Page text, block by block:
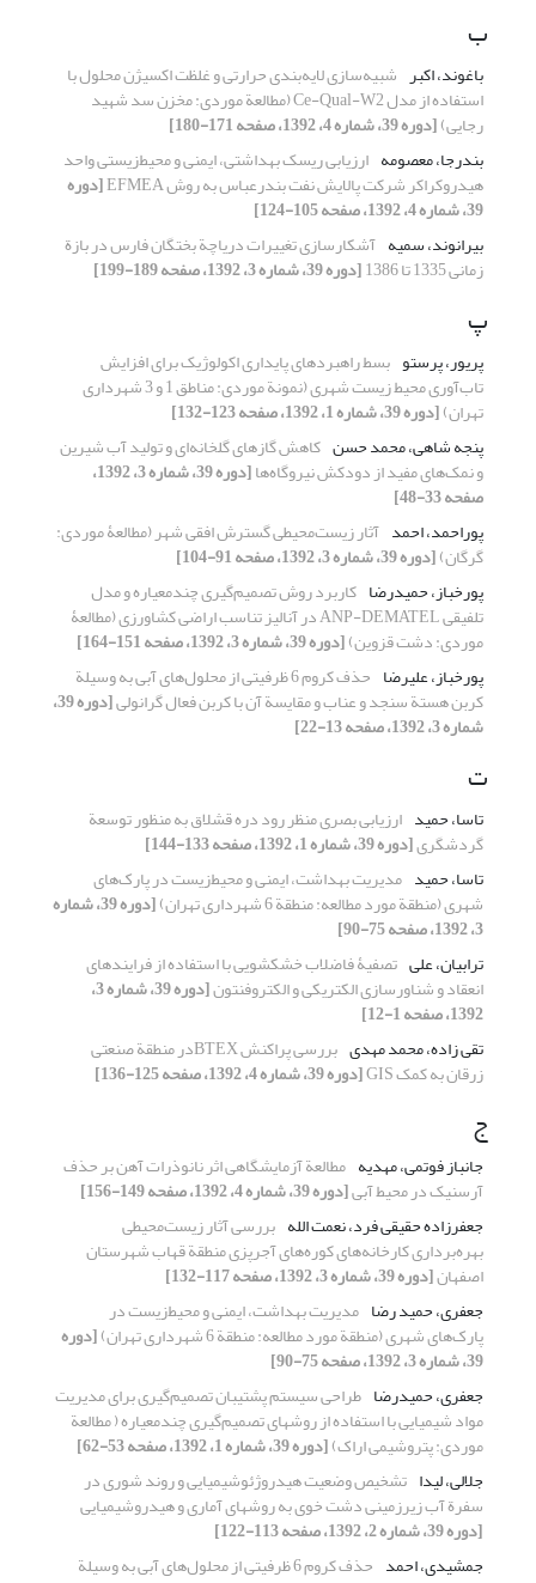
ب
باغوند، اکبر شبیه‌سازی لایه‌بندی حرارتی و غلظت اکسیژن محلول با
استفاده از مدل Ce-Qual-W2 (مطالعة موردی: مخزن سد شهید
رجایی)[دوره 39، شماره 4، 1392، صفحه 171-180]
بندرجا، معصومه ارزیابی ریسک بهداشتی، ایمنی و محیط‌زیستی واحد
هیدروکراکر شرکت پالایش نفت بندرعباس به روش EFMEA [دوره
39، شماره 4، 1392، صفحه 105-124]
بیرانوند، سمیه آشکارسازی تغییرات دریاچة بختگان فارس در بازة
زمانی 1335 تا 1386 [دوره 39، شماره 3، 1392، صفحه 189-199]
پ
پریور، پرستو بسط راهبردهای پایداری اکولوژیک برای افزایش
تاب‌آوری محیط زیست شهری (نمونة موردی: مناطق 1 و 3 شهرداری
تهران)[دوره 39، شماره 1، 1392، صفحه 123-132]
پنجه شاهی، محمد حسن کاهش گازهای گلخانه‌ای و تولید آب شیرین
و نمک‌های مفید از دودکش نیروگاه‌ها [دوره 39، شماره 3، 1392،
صفحه 33-48]
پوراحمد، احمد آثار زیست‌محیطی گسترش افقی شهر (مطالعۀ موردی:
گرگان)[دوره 39، شماره 3، 1392، صفحه 91-104]
پورخباز، حمیدرضا کاربرد روش تصمیم‌گیری چند‌معیاره و مدل
تلفیقی ANP-DEMATEL در آنالیز تناسب اراضی کشاورزی (مطالعۀ
موردی: دشت قزوین)[دوره 39، شماره 3، 1392، صفحه 151-164]
پورخباز، علیرضا
حذف کروم 6 ظرفیتی از محلول‌های آبی به وسیلة
کربن هستة سنجد و عناب و مقایسة آن با کربن فعال گرانولی [دوره 39،
شماره 3، 1392، صفحه 13-22]
ت
تاسا، حمید ارزیابی بصری منظر رود دره قشلاق به منظور توسعة
گردشگری[دوره 39، شماره 1، 1392، صفحه 133-144]
تاسا، حمید مدیریت بهداشت، ایمنی و محیط‌زیست در پارک‌های
شهری (منطقة مورد مطالعه: منطقة 6 شهرداری تهران) [دوره 39، شماره
3، 1392، صفحه 75-90]
ترابیان، علی تصفیۀ فاضلاب خشکشویی با استفاده از فرایندهای
انعقاد و شناورسازی الکتریکی و الکتروفنتون [دوره 39، شماره 3،
1392، صفحه 1-12]
تقی زاده، محمد مهدی
بررسی پراکنش BTEXدر منطقة صنعتی
زرقان به کمک GIS [دوره 39، شماره 4، 1392، صفحه 125-136]
ج
جانباز فوتمی، مهدیه مطالعة آزمایشگاهی اثر نانوذرات آهن بر حذف
آرسنیک در محیط آبی[دوره 39، شماره 4، 1392، صفحه 149-156]
جعفرزاده حقیقی فرد، نعمت الله بررسی آثار زیست‌محیطی
بهره‌برداری کارخانه‌های کوره‌های آجرپزی منطقة قهاب شهرستان
اصفهان[دوره 39، شماره 3، 1392، صفحه 117-132]
جعفری، حمید رضا مدیریت بهداشت، ایمنی و محیط‌زیست در
پارک‌های شهری (منطقة مورد مطالعه: منطقة 6 شهرداری تهران) [دوره
39، شماره 3، 1392، صفحه 75-90]
جعفری، حمیدرضا طراحی سیستم پشتیبان تصمیم‌گیری برای مدیریت
مواد شیمیایی با استفاده از روشهای تصمیم‌گیری چندمعیاره ( مطالعة
موردی: پتروشیمی اراک)[دوره 39، شماره 1، 1392، صفحه 53-62]
جلالی، لیدا تشخیص وضعیت هیدروژئوشیمیایی و روند شوری در
سفرة آب ‌زیرزمینی دشت خوی به روشهای آماری و هیدروشیمیایی
[دوره 39، شماره 2، 1392، صفحه 113-122]
جمشیدی، احمد
حذف کروم 6 ظرفیتی از محلول‌های آبی به وسیلة